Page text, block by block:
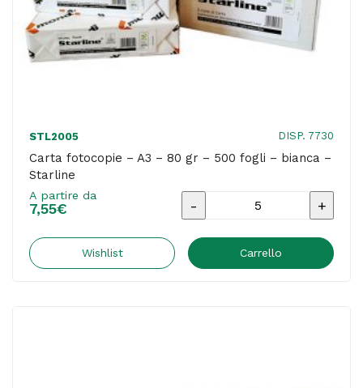
quantità
STL2005 DISP. 7730
Carta fotocopie – A3 – 80 gr – 500 fogli – bianca –
Starline
A partire da
7,55€
Carta
-
Wishlist Carrello